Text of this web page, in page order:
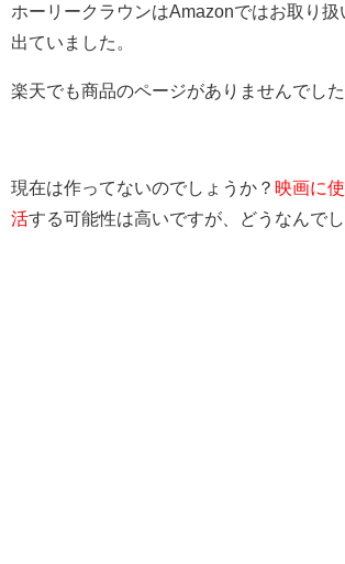
ホーリークラウンはAmazonではお取り扱
出ていました。
楽天でも商品のページがありませんでした
現在は作ってないのでしょうか？ 映画に
活する可能性は高いですが、どうなんでし